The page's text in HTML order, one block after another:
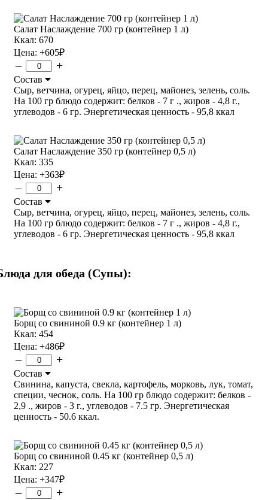
Салат Наслаждение 700 гр (контейнер 1 л)
Ккал: 670
Цена: +605₽
– +
Состав
Сыр, ветчина, огурец, яйцо, перец, майонез, зелень, соль.
На 100 гр блюдо содержит: белков - 7 г ., жиров - 4,8 г.,
углеводов - 6 гр. Энергетическая ценность - 95,8 ккал
Салат Наслаждение 350 гр (контейнер 0,5 л)
Ккал: 335
Цена: +363₽
– +
Состав
Сыр, ветчина, огурец, яйцо, перец, майонез, зелень, соль.
На 100 гр блюдо содержит: белков - 7 г ., жиров - 4,8 г.,
углеводов - 6 гр. Энергетическая ценность - 95,8 ккал
для обеда (Супы):
Борщ со свининой 0.9 кг (контейнер 1 л)
Ккал: 454
Цена: +486₽
– +
Состав
Свинина, капуста, свекла, картофель, морковь, лук, томат,
специи, чеснок, соль. На 100 гр блюдо содержит: белков -
2,9 ., жиров - 3 г., углеводов - 7.5 гр. Энергетическая
ценность - 50.6 ккал.
Борщ со свининой 0.45 кг (контейнер 0,5 л)
Ккал: 227
Цена: +347₽
– +